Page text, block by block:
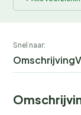
Snel naar:
Omschrijving